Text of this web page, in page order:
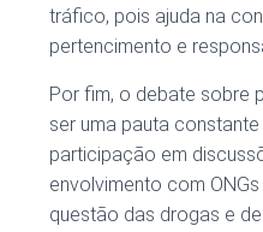
tráfico, pois ajuda na
pertencimento e
Por fim, o debate sobre
ser uma pauta
participação em
envolvimento com
questão das drogas e